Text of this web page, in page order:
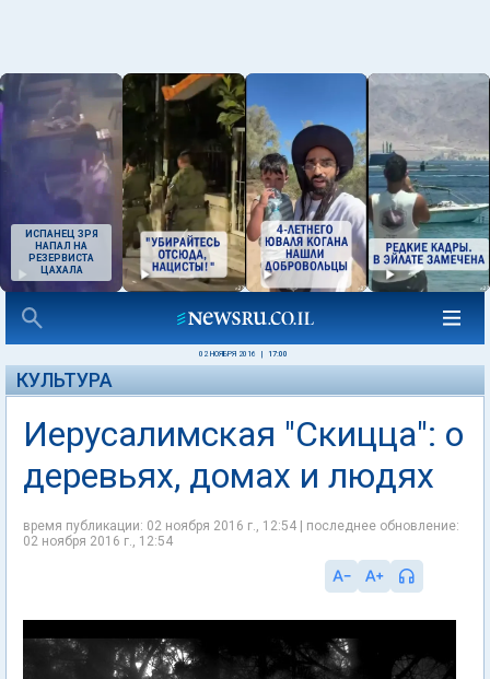
ИСПАНЕЦ ЗРЯ
НАПАЛ НА
РЕЗЕРВИСТА
ЦАХАЛА
02 НОЯБРЯ 2016 17:00
КУЛЬТУРА
Иерусалимская "Скицца": о
деревьях, домах и людях
время публикации: 02 ноября 2016 г., 12:54 | последнее обновление:
02 ноября 2016 г., 12:54